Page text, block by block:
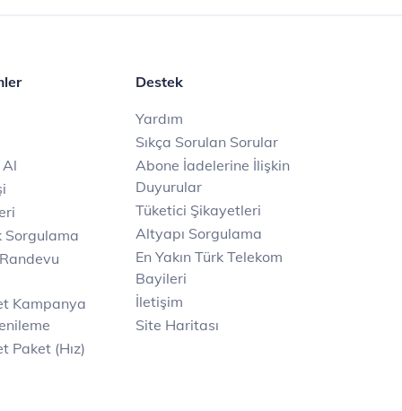
Sorgulama
Kampanya
Paket (Hız)
Destek
Yardım
Sıkça Sorulan Sorular
Abone İadelerine İlişkin
Duyurular
Tüketici Şikayetleri
Altyapı Sorgulama
En Yakın Türk Telekom
Bayileri
İletişim
Site Haritası